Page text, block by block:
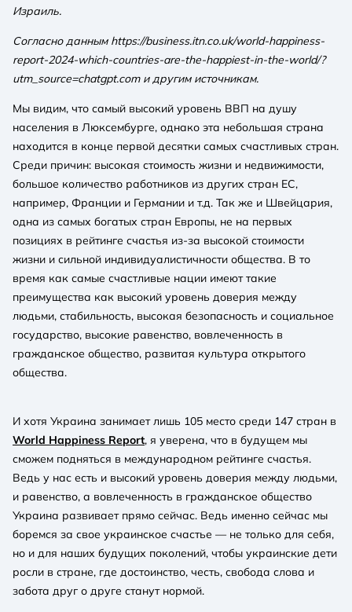
Израиль.
Согласно данным https://business.itn.co.uk/world-happiness-
report-2024-which-countries-are-the-happiest-in-the-world/?
utm_source=chatgpt.com и другим источникам.
Мы видим, что самый высокий уровень ВВП на душу
населения в Люксембурге, однако эта небольшая страна
находится в конце первой десятки самых счастливых стран.
Среди причин: высокая стоимость жизни и недвижимости,
большое количество работников из других стран ЕС,
например, Франции и Германии и т.д. Так же и Швейцария,
одна из самых богатых стран Европы, не на первых
позициях в рейтинге счастья из-за высокой стоимости
жизни и сильной индивидуалистичности общества. В то
время как самые счастливые нации имеют такие
преимущества как высокий уровень доверия между
людьми, стабильность, высокая безопасность и социальное
государство, высокие равенство, вовлеченность в
гражданское общество, развитая культура открытого
общества.
И хотя Украина занимает лишь 105 место среди 147 стран в
World Happiness Report, я уверена, что в будущем мы
сможем подняться в международном рейтинге счастья.
Ведь у нас есть и высокий уровень доверия между людьми,
и равенство, а вовлеченность в гражданское общество
Украина развивает прямо сейчас. Ведь именно сейчас мы
боремся за свое украинское счастье — не только для себя,
но и для наших будущих поколений, чтобы украинские дети
росли в стране, где достоинство, честь, свобода слова и
забота друг о друге станут нормой.